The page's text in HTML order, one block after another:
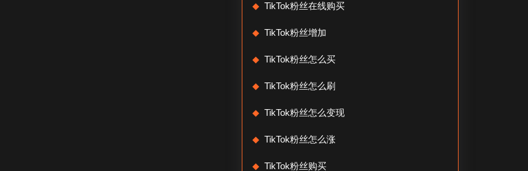
TikTok粉丝在线购买
TikTok粉丝增加
TikTok粉丝怎么买
TikTok粉丝怎么刷
TikTok粉丝怎么变现
TikTok粉丝怎么涨
TikTok粉丝购买